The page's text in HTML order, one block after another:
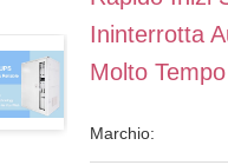
Ininterrotta
Molto
Marchio: